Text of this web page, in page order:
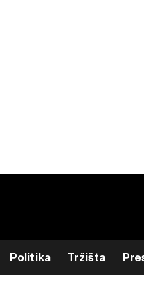
Politika Tržišta